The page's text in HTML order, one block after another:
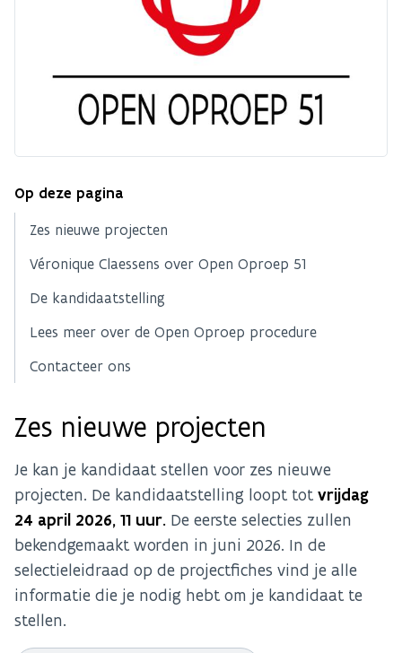
Op deze pagina
Zes nieuwe projecten
Véronique Claessens over Open Oproep 51
De kandidaatstelling
Lees meer over de Open Oproep procedure
Contacteer ons
Zes nieuwe projecten
Je kan je kandidaat stellen voor zes nieuwe
projecten. De kandidaatstelling loopt tot vrijdag
24 april 2026, 11 uur. De eerste selecties zullen
bekendgemaakt worden in juni 2026. In de
selectieleidraad op de projectfiches vind je alle
informatie die je nodig hebt om je kandidaat te
stellen.